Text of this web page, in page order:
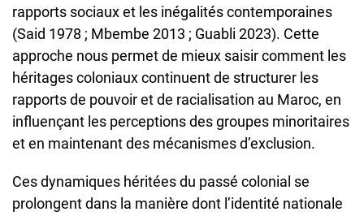
rapports sociaux et les inégalités contemporaines
(Said 1978 ; Mbembe 2013 ; Guabli 2023). Cette
approche nous permet de mieux saisir comment les
héritages coloniaux continuent de structurer les
rapports de pouvoir et de racialisation au Maroc, en
influençant les perceptions des groupes minoritaires
et en maintenant des mécanismes d’exclusion.
Ces dynamiques héritées du passé colonial se
prolongent dans la manière dont l’identité nationale